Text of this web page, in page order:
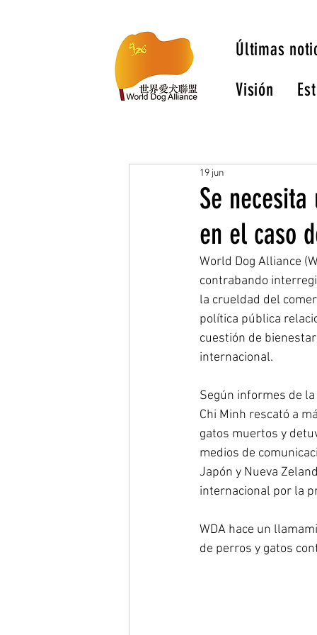
Últimas
Visión
Se
en el caso
19 jun
World Dog Alliance
contrabando
la crueldad del
política pública
cuestión de
internacional.
Según informes de
Chi Minh rescató a
gatos muertos y
medios de
Japón y Nueva
internacional por la
WDA hace un
de perros y gatos